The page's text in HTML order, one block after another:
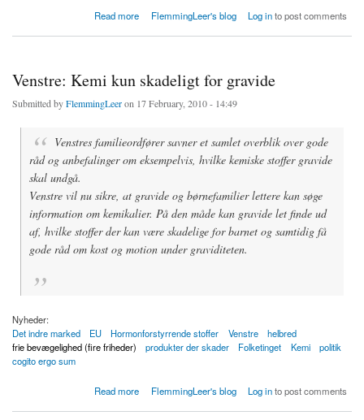
Read more
about Ingen tiltag imod social dumping i overenskomst for industrien 2010
FlemmingLeer's blog Log into post comments
Venstre: Kemi kun skadeligt for gravide
Submitted byFlemmingLeeron 17 February, 2010 - 14:49
Venstres familieordfører savner et samlet overblik over gode
råd og anbefalinger om eksempelvis, hvilke kemiske stoffer gravide
skal undgå.
Venstre vil nu sikre, at gravide og børnefamilier lettere kan søge
information om kemikalier. På den måde kan gravide let finde ud
af, hvilke stoffer der kan være skadelige for barnet og samtidig få
gode råd om kost og motion under graviditeten.
Nyheder:
Det indre marked
EU Hormonforstyrrende stoffer Venstre
helbred
frie bevægelighed (fire friheder)
produkter der skader Folketinget Kemi
politik
cogito ergo sum
Read more
about Venstre: Kemi kun skadeligt for gravideFlemmingLeer's blog Log into post comments